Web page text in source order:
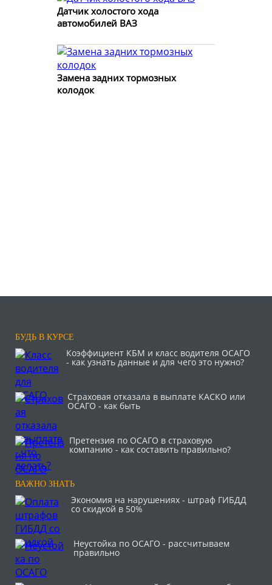
Датчик холостого хода
автомобилей ВАЗ
Замена задних тормозных
колодок
БУДЬ В КУРСЕ
Коэффициент КБМ и класс водителя ОСАГО
- как узнать данные и для чего это нужно?
Страховая отказала в выплате КАСКО или
ОСАГО - как быть
Претензия по ОСАГО в страховую
компанию - как составить правильно?
ВАЖНО ЗНАТЬ
Экономия на нарушениях - штраф ГИБДД
со скидкой в 50%
Неустойка по ОСАГО - рассчитываем
правильно